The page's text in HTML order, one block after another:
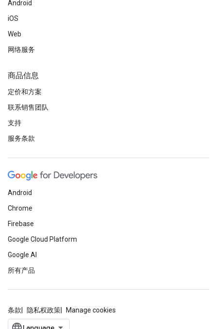
Android
iOS
Web
网络服务
商品信息
定价和方案
联系销售团队
支持
服务条款
Android
Chrome
Firebase
Google Cloud Platform
Google AI
所有产品
条款 隐私权政策 Manage cookies